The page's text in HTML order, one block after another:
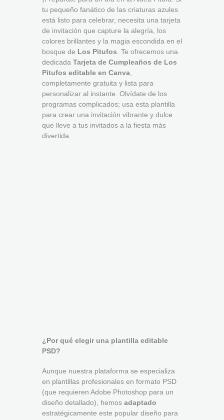
tu pequeño fanático de las criaturas azules
está listo para celebrar, necesita una tarjeta
de invitación que capture la alegría, los
colores brillantes y la magia escondida en el
bosque de Los Pitufos . Te ofrecemos una
dedicada Tarjeta de Cumpleaños de Los
Pitufos editable en Canva
completamente gratuita y lista para
personalizar al instante. Olvídate de los
programas complicados; usa esta plantilla
para crear una invitación vibrante y dulce
que lleve a tus invitados a la fiesta más
divertida.
¿Por qué elegir una plantilla editable
PSD?
Aunque nuestra plataforma se especializa
en plantillas profesionales en formato PSD
(que requieren Adobe Photoshop para un
diseño detallado), hemos adaptado
estratégicamente este popular diseño para